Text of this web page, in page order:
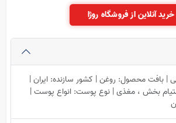
خرید آنلاین از فروشگاه روژا
| بافت محصول: روغن | کشور سازنده: ایران |
التیام بخش ، مغذی | نوع پوست: انواع پوست |